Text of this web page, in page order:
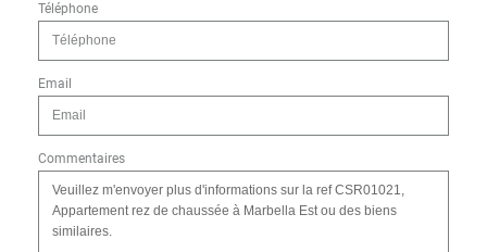
Téléphone
Email
Commentaires